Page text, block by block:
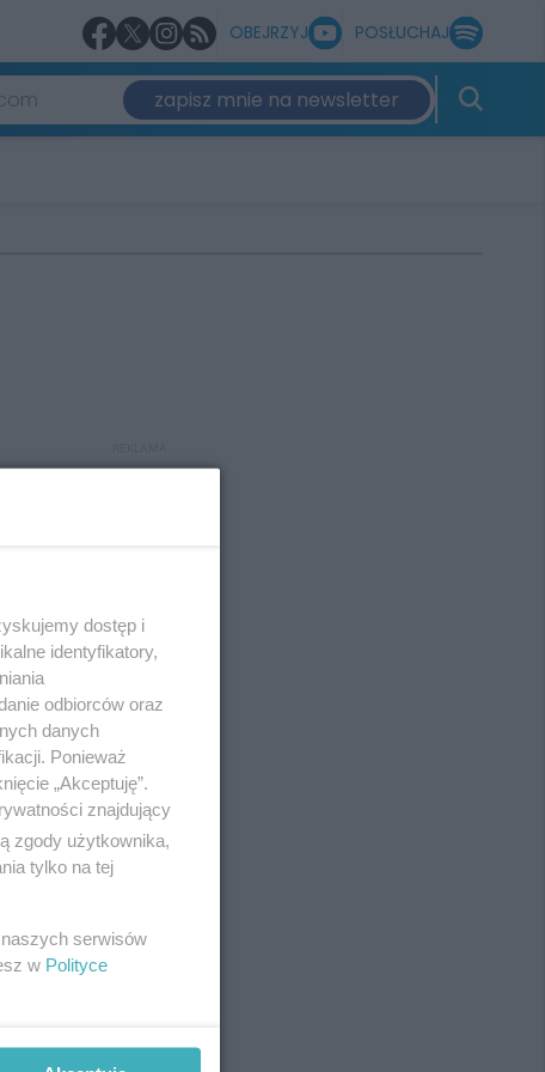
OBEJRZYJ POSŁUCHAJ
zapisz mnie na newsletter
REKLAMA
dostęp i
identyfikatory,
odbiorców oraz
danych
Ponieważ
„Akceptuję”.
znajdujący
zgody użytkownika,
tylko na tej
serwisów
w Polityce